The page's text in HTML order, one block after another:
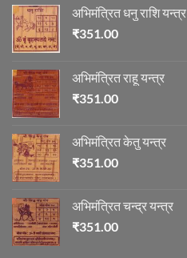
अभिमंत्रित धनु राशि यन्त्र
₹351.00
अभिमंत्रित राहू यन्त्र
₹351.00
अभिमंत्रित केतु यन्त्र
₹351.00
अभिमंत्रित चन्द्र यन्त्र
₹351.00